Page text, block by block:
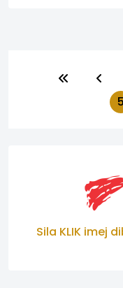
5
Sila KLIK imej